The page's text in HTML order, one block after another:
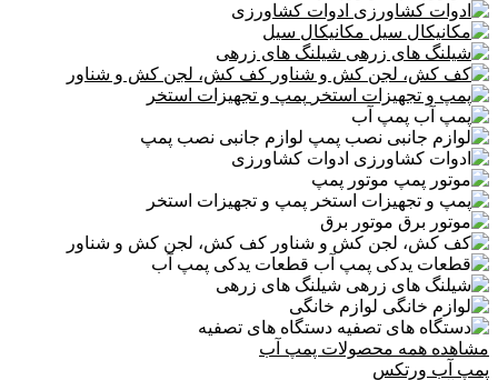
ادوات کشاورزی
مکانیکال سیل
شیلنگ های زرهی
کف کش، لجن کش و شناور
پمپ و تجهیزات استخر
پمپ آب
لوازم جانبی نصب پمپ
ادوات کشاورزی
موتور پمپ
پمپ و تجهیزات استخر
موتور برق
کف کش، لجن کش و شناور
قطعات یدکی پمپ آب
شیلنگ های زرهی
لوازم خانگی
دستگاه های تصفیه
مشاهده همه محصولات پمپ آب
پمپ آب ورتکس